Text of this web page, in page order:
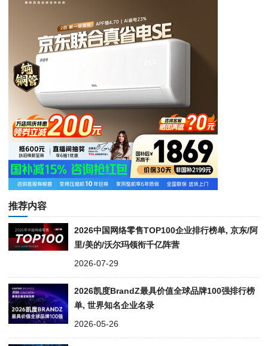
推荐内容
2026中国网络零售TOP100企业排行榜单, 京东/阿
里/美的/沃尔玛领衔千亿阵营
2026-07-29
2026凯度BrandZ最具价值全球品牌100强排行榜
单, 世界知名企业名录
2026-05-26